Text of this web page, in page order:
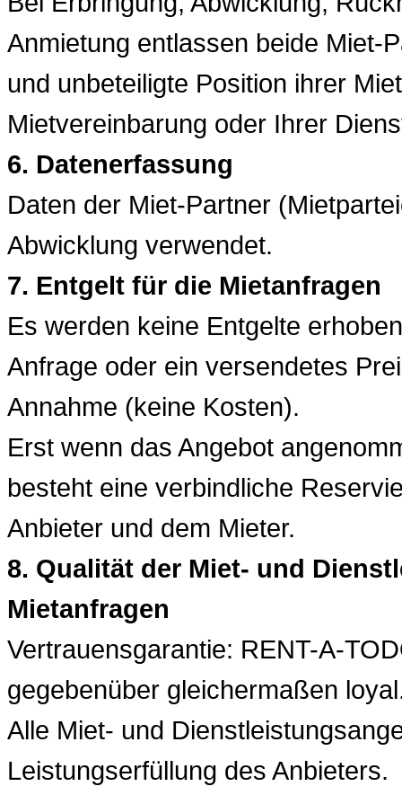
Anmietung entlassen beide Miet-
und unbeteiligte Position ihrer
Mietvereinbarung oder Ihrer
6. Datenerfassung
Daten der Miet-Partner
Abwicklung verwendet.
7. Entgelt für die Mietanfragen
Es werden keine Entgelte
Anfrage oder ein versendetes
Annahme (keine Kosten).
Erst wenn das Angebot
besteht eine verbindliche
Anbieter und dem Mieter.
8. Qualität der Miet- und
Mietanfragen
Vertrauensgarantie: RENT-A-
gegebenüber gleichermaßen
Alle Miet- und
Leistungserfüllung des Anbieters.